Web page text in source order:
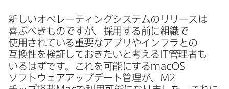
新しい​オペレーティングシステムの​リリースは​
喜ぶべきものですが、​採用する​前に​組織で​
使用されている​重要な​アプリや​インフラとの​
互換性を​検証して​おきたいと​考える IT管理者も​
いるはずです。​これを​可能に​するmacOS
ソフトウェアアップデート管理が、
M2